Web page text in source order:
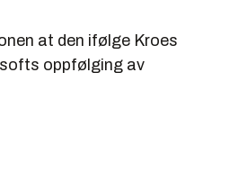
at den ifølge Kroes
oppfølging av